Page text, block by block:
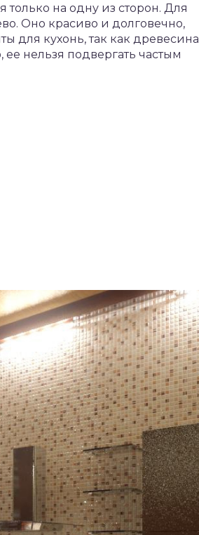
на одну из сторон. Для
Оно красиво и долговечно,
для кухонь, так как древесина
нельзя подвергать частым